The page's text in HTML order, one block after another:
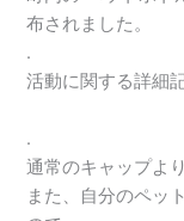
布されました。
.
活動に関する詳細
.
通常のキャップよ
また、自分のペッ